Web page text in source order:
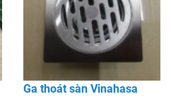
Ga thoát sàn Vinahasa